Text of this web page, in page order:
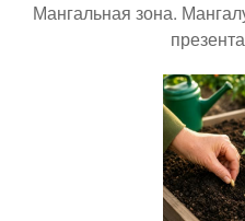
Мангальная зона.